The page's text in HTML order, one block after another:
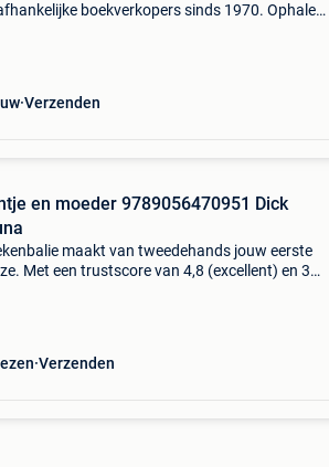
boekverkopers sinds 1970. Ophalen
Verzenden
en moeder 9789056470951 Dick
maakt van tweedehands jouw eerste
Met een trustscore van 4,8 (excellent) en 30
Verzenden